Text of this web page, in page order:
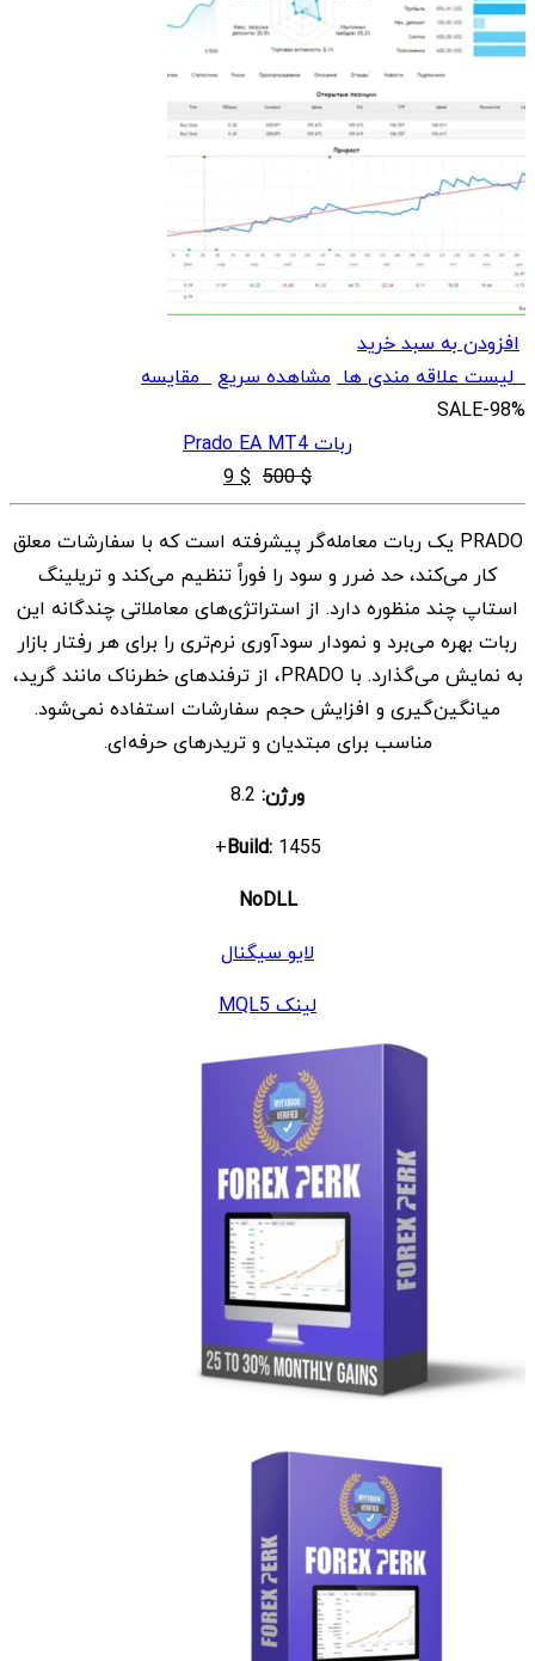
افزودن به سبد خرید
لیست علاقه مندی ها مشاهده سریعمقایسه
SALE-98%
ربات Prado EA MT4
$
500
قیمت
اصلی
$ 500
بود.
$
9 قیمت
فعلی
$ 9
است.
PRADO یک ربات معامله‌گر پیشرفته است که با سفارشات معلق
کار می‌کند، حد ضرر و سود را فوراً تنظیم می‌کند و تریلینگ
استاپ چند منظوره دارد. از استراتژی‌های معاملاتی چندگانه این
ربات بهره می‌برد و نمودار سودآوری نرم‌تری را برای هر رفتار بازار
به نمایش می‌گذارد. با PRADO، از ترفندهای خطرناک مانند گرید،
میانگین‌گیری و افزایش حجم سفارشات استفاده نمی‌شود.
مناسب برای مبتدیان و تریدرهای حرفه‌ای.
ورژن:
Build:1455+
NoDLL
لایو سیگنال
لینک MQL5